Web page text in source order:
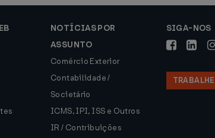
NOTÍCIAS POR
ASSUNTO
Comércio Exterior
Contabilidade /
Societário
ICMS, IPI, ISS e Outros
IR / Contribuições
SIGA-NOS